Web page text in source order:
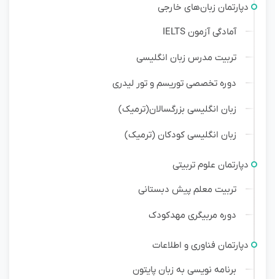
دپارتمان زبان‌های خارجی
آمادگی آزمون IELTS
تربیت مدرس زبان انگلیسی
دوره تخصصی توریسم و تور لیدری
زبان انگلیسی بزرگسالان(ترمیک)
زبان انگلیسی کودکان (ترمیک)
دپارتمان علوم تربیتی
تربیت معلم پیش دبستانی
دوره مربیگری مهدکودک
دپارتمان فناوری و اطلاعات
برنامه نویسی به زبان پایتون